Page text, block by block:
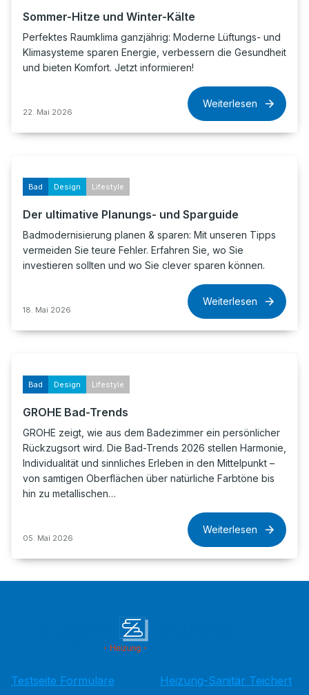
Sommer-Hitze und Winter-Kälte
Perfektes Raumklima ganzjährig: Moderne Lüftungs- und
Klimasysteme sparen Energie, verbessern die Gesundheit
und bieten Komfort. Jetzt informieren!
22. Mai 2026
Weiterlesen
Bad Design Lifestyle
Der ultimative Planungs- und Sparguide
Badmodernisierung planen & sparen: Mit unseren Tipps
vermeiden Sie teure Fehler. Erfahren Sie, wo Sie
investieren sollten und wo Sie clever sparen können.
18. Mai 2026
Weiterlesen
Bad Design Lifestyle
GROHE Bad-Trends
GROHE zeigt, wie aus dem Badezimmer ein persönlicher
Rückzugsort wird. Die Bad-Trends 2026 stellen Harmonie,
Individualität und sinnliches Erleben in den Mittelpunkt –
von samtigen Oberflächen über natürliche Farbtöne bis
hin zu metallischen…
05. Mai 2026
Weiterlesen
Testseite Formulare
Heizung-Sanitär Teichert